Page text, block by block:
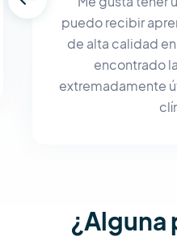
puedo recibir
de alta calidad
encontrado
extremadamente
¿Alguna